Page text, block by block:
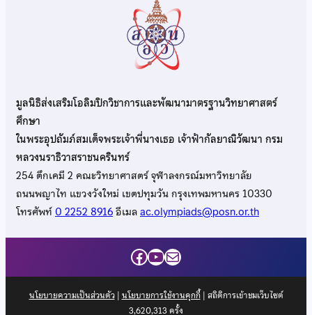
มูลนิธิส่งเสริมโอลิมปิกวิชาการและพัฒนามาตรฐานวิทยาศาสตร์
ศึกษา
ในพระอุปถัมภ์สมเด็จพระเจ้าพี่นางเธอ เจ้าฟ้ากัลยาณิวัฒนา กรม
หลวงนราธิวาสราชนครินทร์
254 ตึกเคมี 2 คณะวิทยาศาสตร์ จุฬาลงกรณ์มหาวิทยาลัย
ถนนพญาไท แขวงวังใหม่ เขตปทุมวัน กรุงเทพมหานคร 10330
โทรศัพท์0 2252 8916อีเมลac.olympiads@posn.or.th
Facebook
YouTube
Mail
นโยบายความเป็นส่วนตัว| นโยบายการใช้งานคุกกี้| สถิติการเข้าชมเว็บไซต์
3,620,313ครั้ง